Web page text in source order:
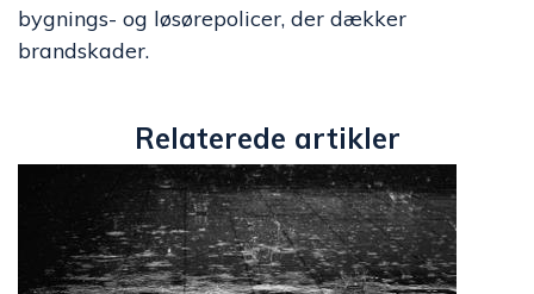
bygnings- og løsørepolicer, der dækker
brandskader.
Relaterede artikler